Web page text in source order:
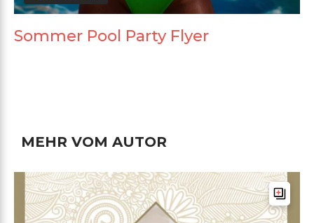
Sommer Pool Party Flyer
MEHR VOM AUTOR